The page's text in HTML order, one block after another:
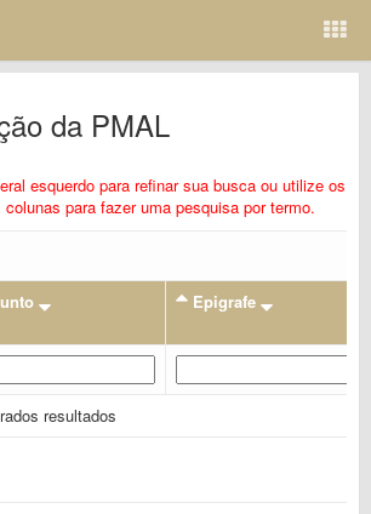
da PMAL
esquerdo para refinar sua busca ou utilize os
para fazer uma pesquisa por termo.
Epigrafe
resultados